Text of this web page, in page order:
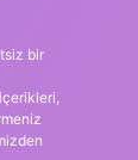
bir